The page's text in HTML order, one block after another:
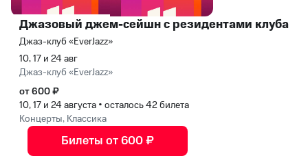
Джазовый джем-сейшн с резидентами клуба
Джаз-клуб «EverJazz»
10, 17 и 24 авг
Джаз-клуб «EverJazz»
от 600 ₽
10, 17 и 24 августа • осталось 42 билета
Концерты, Классика
Билеты от 600 ₽